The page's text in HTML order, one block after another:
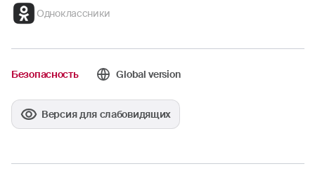
Одноклассники
Безопасность Global version
Версия для слабовидящих